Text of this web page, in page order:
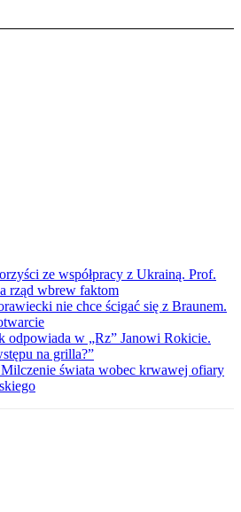
ze współpracy z Ukrainą. Prof.
rząd wbrew faktom
nie chce ścigać się z Braunem.
odpowiada w „Rz” Janowi Rokicie.
na grilla?”
świata wobec krwawej ofiary